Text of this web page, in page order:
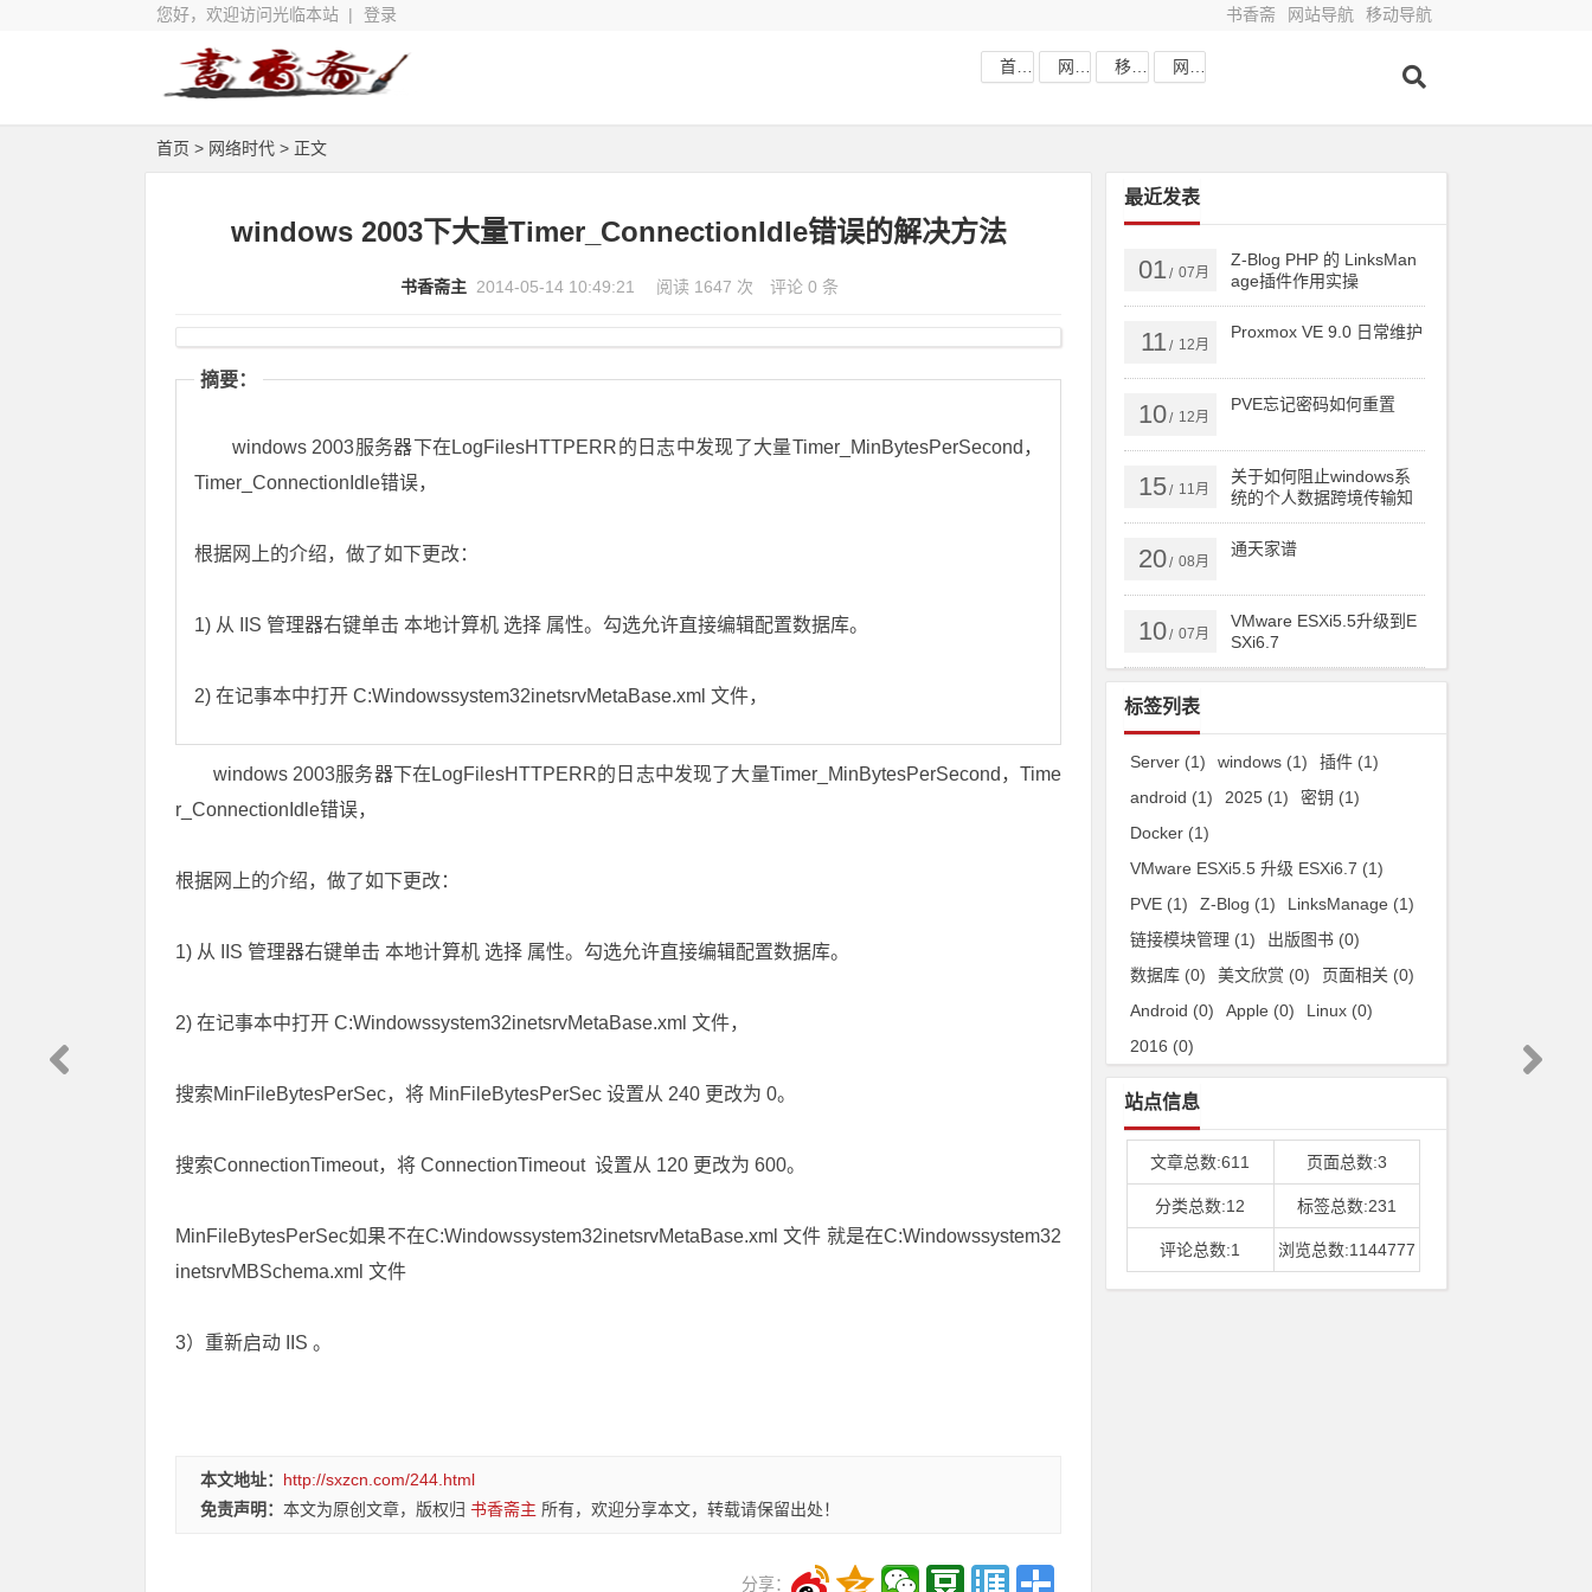
您好，欢迎访问光临本站 | 登录 书香斋 网站导航 移动导航
首页 > 网络时代 > 正文
windows 2003下大量Timer_ConnectionIdle错误的解决方法
书香斋主 2014-05-14 10:49:21 阅读 1647 次 评论 0 条
摘要：
windows 2003服务器下在LogFilesHTTPERR的日志中发现了大量Timer_MinBytesPerSecond，
Timer_ConnectionIdle错误，
根据网上的介绍，做了如下更改：
1) 从 IIS 管理器右键单击 本地计算机 选择 属性。勾选允许直接编辑配置数据库。
2) 在记事本中打开 C:Windowssystem32inetsrvMetaBase.xml 文件，
windows 2003服务器下在LogFilesHTTPERR的日志中发现了大量Timer_MinBytesPerSecond，Time
r_ConnectionIdle错误，
根据网上的介绍，做了如下更改：
1) 从 IIS 管理器右键单击 本地计算机 选择 属性。勾选允许直接编辑配置数据库。
2) 在记事本中打开 C:Windowssystem32inetsrvMetaBase.xml 文件，
搜索MinFileBytesPerSec，将 MinFileBytesPerSec 设置从 240 更改为 0。
搜索ConnectionTimeout，将 ConnectionTimeout 设置从 120 更改为 600。
MinFileBytesPerSec如果不在C:Windowssystem32inetsrvMetaBase.xml 文件 就是在C:Windowssystem32
inetsrvMBSchema.xml 文件
3）重新启动 IIS 。
本文地址： http://sxzcn.com/244.html
免责声明： 本文为原创文章，版权归 书香斋主 所有，欢迎分享本文，转载请保留出处！
分享：
最近发表
01 / 07月
Z-Blog PHP 的 LinksMan
age插件作用实操
11 / 12月
Proxmox VE 9.0 日常维护
10/ 12月
PVE忘记密码如何重置
15/ 11月
关于如何阻止windows系
统的个人数据跨境传输知
识分享
20/ 08月
通天家谱
10/ 07月
VMware ESXi5.5升级到E
SXi6.7
标签列表
Server (1) windows (1) 插件 (1)
android (1) 2025 (1) 密钥 (1)
Docker (1)
VMware ESXi5.5 升级 ESXi6.7 (1)
PVE (1) Z-Blog (1) LinksManage (1)
链接模块管理 (1) 出版图书 (0)
数据库 (0) 美文欣赏 (0) 页面相关 (0)
Android (0) Apple (0) Linux (0)
2016 (0)
站点信息
文章总数:611 页面总数:3
分类总数:12 标签总数:231
评论总数:1 浏览总数:1144777